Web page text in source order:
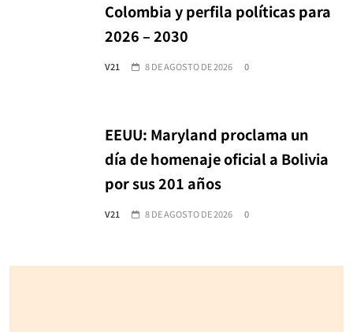
Colombia y perfila políticas para
2026 – 2030
V21 8 DE AGOSTO DE 2026 0
EEUU: Maryland proclama un
día de homenaje oficial a Bolivia
por sus 201 años
V21 8 DE AGOSTO DE 2026 0